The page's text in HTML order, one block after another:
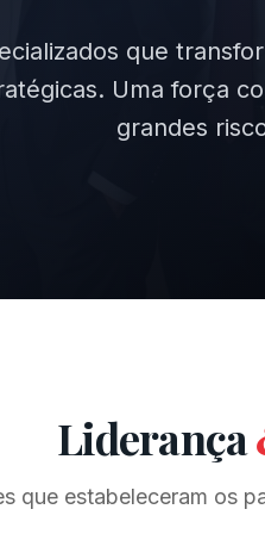
que
Uma força
grandes
Liderança
que estabeleceram os